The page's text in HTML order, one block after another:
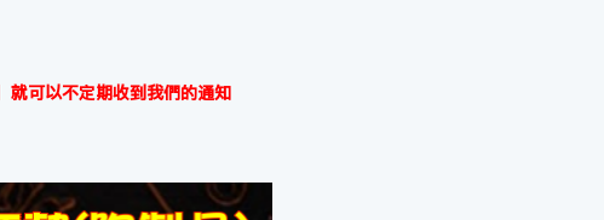
就可以不定期收到我們的通知